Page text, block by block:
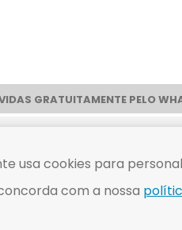
GRATUITAMENTE PELO
usa cookies para
com a nossa